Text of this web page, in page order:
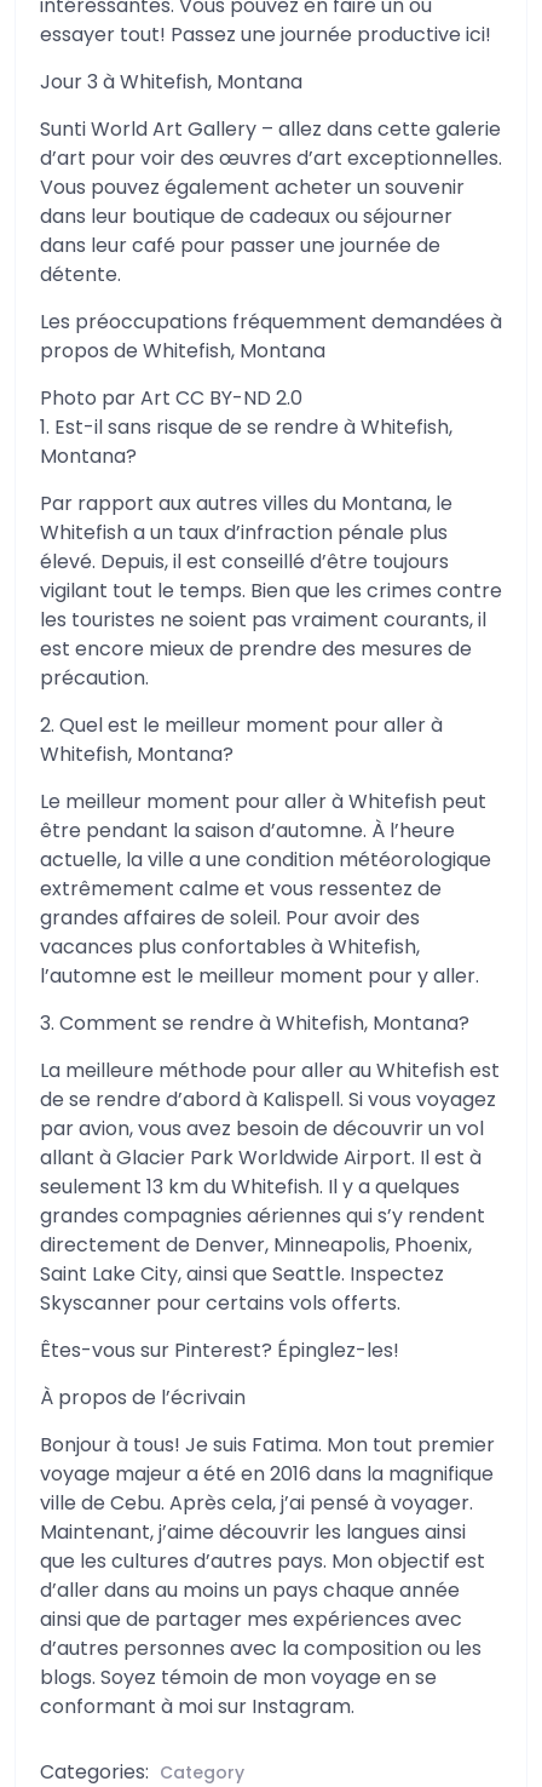
essayer tout! Passez une journée productive ici!
Jour 3 à Whitefish, Montana
Sunti World Art Gallery – allez dans cette galerie
d’art pour voir des œuvres d’art exceptionnelles.
Vous pouvez également acheter un souvenir
dans leur boutique de cadeaux ou séjourner
dans leur café pour passer une journée de
détente.
Les préoccupations fréquemment demandées à
propos de Whitefish, Montana
Photo par Art CC BY-ND 2.0
1. Est-il sans risque de se rendre à Whitefish,
Montana?
Par rapport aux autres villes du Montana, le
Whitefish a un taux d’infraction pénale plus
élevé. Depuis, il est conseillé d’être toujours
vigilant tout le temps. Bien que les crimes contre
les touristes ne soient pas vraiment courants, il
est encore mieux de prendre des mesures de
précaution.
2. Quel est le meilleur moment pour aller à
Whitefish, Montana?
Le meilleur moment pour aller à Whitefish peut
être pendant la saison d’automne. À l’heure
actuelle, la ville a une condition météorologique
extrêmement calme et vous ressentez de
grandes affaires de soleil. Pour avoir des
vacances plus confortables à Whitefish,
l’automne est le meilleur moment pour y aller.
3. Comment se rendre à Whitefish, Montana?
La meilleure méthode pour aller au Whitefish est
de se rendre d’abord à Kalispell. Si vous voyagez
par avion, vous avez besoin de découvrir un vol
allant à Glacier Park Worldwide Airport. Il est à
seulement 13 km du Whitefish. Il y a quelques
grandes compagnies aériennes qui s’y rendent
directement de Denver, Minneapolis, Phoenix,
Saint Lake City, ainsi que Seattle. Inspectez
Skyscanner pour certains vols offerts.
Êtes-vous sur Pinterest? Épinglez-les!
À propos de l’écrivain
Bonjour à tous! Je suis Fatima. Mon tout premier
voyage majeur a été en 2016 dans la magnifique
ville de Cebu. Après cela, j’ai pensé à voyager.
Maintenant, j’aime découvrir les langues ainsi
que les cultures d’autres pays. Mon objectif est
d’aller dans au moins un pays chaque année
ainsi que de partager mes expériences avec
d’autres personnes avec la composition ou les
blogs. Soyez témoin de mon voyage en se
conformant à moi sur Instagram.
Categories: Category